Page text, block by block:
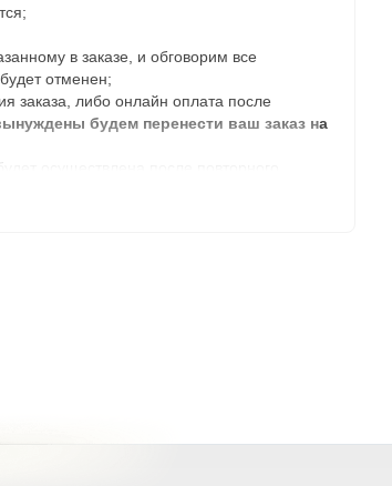
в заказе, и обговорим все
отменен;
заказа, либо онлайн оплата после
будем перенести ваш заказ на
осуществлена после повторного
то ближайшая дата доставки будет
указано в карточке каждого товара.